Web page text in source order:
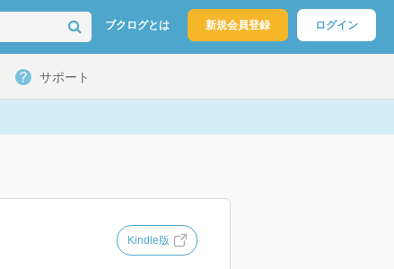
ブクログとは 新規会員登録 ログイン
サポート
Kindle版